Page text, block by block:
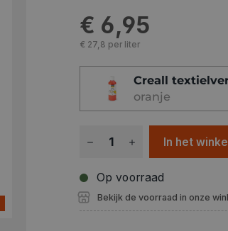
Let op: bescherm je kleren
€ 6,95
€ 27,8 per liter
Creall
oranje
In het
Op voorraad
Bekijk de voorraad in onze